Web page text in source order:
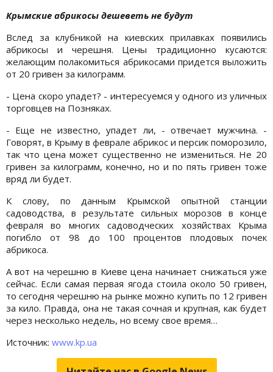
Крымские абрикосы дешеветь не будут
Вслед за клубникой на киевских прилавках появились
абрикосы и черешня. Цены традиционно кусаются:
желающим полакомиться абрикосами придется выложить
от 20 гривен за килограмм.
- Цена скоро упадет? - интересуемся у одного из уличных
торговцев на Позняках.
- Еще не известно, упадет ли, - отвечает мужчина. -
Говорят, в Крыму в феврале абрикос и персик поморозило,
так что цена может существенно не измениться. Не 20
гривен за килограмм, конечно, но и по пять гривен тоже
вряд ли будет.
К слову, по данным Крымской опытной станции
садоводства, в результате сильных морозов в конце
февраля во многих садоводческих хозяйствах Крыма
погибло от 98 до 100 процентов плодовых почек
абрикоса.
А вот на черешню в Киеве цена начинает снижаться уже
сейчас. Если самая первая ягода стоила около 50 гривен,
то сегодня черешню на рынке можно купить по 12 гривен
за кило. Правда, она не такая сочная и крупная, как будет
через несколько недель, но всему свое время…
Источник: www.kp.ua